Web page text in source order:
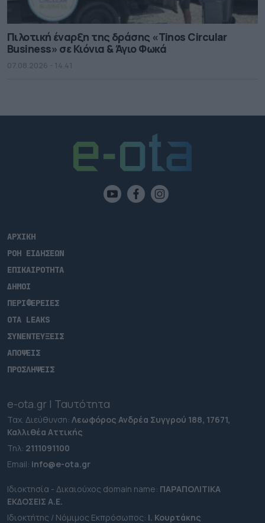
Πιλοτική έναρξη της δράσης «Tinos Circular
Business» σε Κιόνια & Άγιο Φωκά
07.08.2026 - 14.41
ΑΡΧΙΚΗ
ΡΟΗ ΕΙΔΗΣΕΩΝ
ΕΠΙΚΑΙΡΟΤΗΤΑ
ΔΗΜΟΙ
ΠΕΡΙΦΕΡΕΙΕΣ
OTA LEAKS
ΣΥΝΕΝΤΕΥΞΕΙΣ
ΑΠΟΨΕΙΣ
ΠΡΟΣΛΗΨΕΙΣ
e-ota.gr | Ταυτότητα
Ταχ. Διεύθυνση: Λεωφόρος Ανδρέα Συγγρού 188, 17671,
Καλλιθέα Αττικής
Τηλ: 2111091100
Εmail: info@e-ota.gr
Ιδιοκτησία - Δικαιούχος domain name: ΠΑΡΑΠΟΛΙΤΙΚΑ
ΕΚΔΟΣΕΙΣ A.E.
Ιδιοκτήτης / Νόμιμος Εκπρόσωπος: Ι. Κουρτάκης